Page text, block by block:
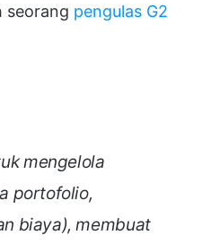
seorang pengulas G2
mengelola
portofolio,
biaya), membuat